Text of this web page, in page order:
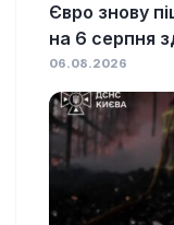
Євро знову
на 6 серпня
06.08.2026